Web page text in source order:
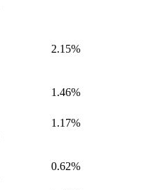
2.15%
1.46%
1.17%
0.62%